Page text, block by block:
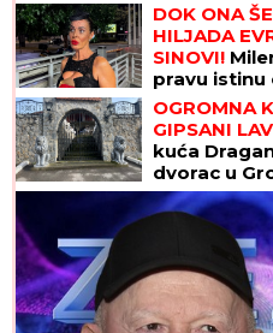
DOK ONA
HILJADA
SINOVI!
pravu istinu
jedan je na
OGROMNA
GIPSANI
kuća
dvorac u
(VIDEO)